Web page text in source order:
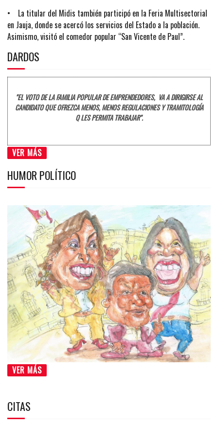
• La titular del Midis también participó en la Feria Multisectorial
en Jauja, donde se acercó los servicios del Estado a la población.
Asimismo, visitó el comedor popular “San Vicente de Paul”.
DARDOS
"EL VOTO DE LA FAMILIA POPULAR DE EMPRENDEDORES, VA A DIRIGIRSE AL
CANDIDATO QUE OFREZCA MENOS, MENOS REGULACIONES Y TRAMITOLOGÍA
Q LES PERMITA TRABAJAR".
VER MÁS
HUMOR POLÍTICO
VER MÁS
CITAS